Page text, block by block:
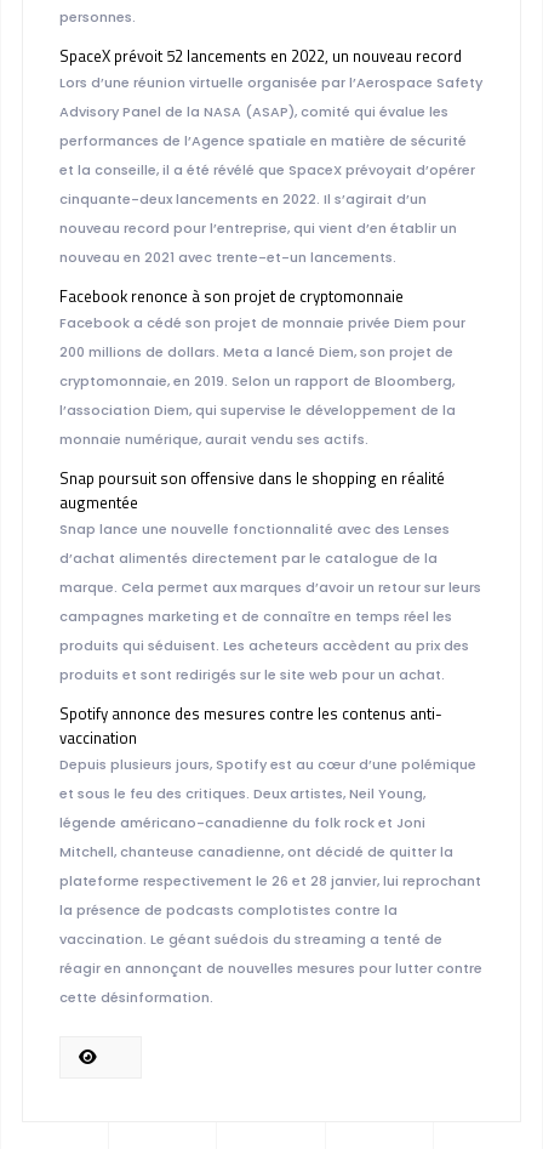
personnes.
SpaceX prévoit 52 lancements en 2022, un nouveau record
Lors d’une réunion virtuelle organisée par l’Aerospace Safety
Advisory Panel de la NASA (ASAP), comité qui évalue les
performances de l’Agence spatiale en matière de sécurité
et la conseille, il a été révélé que SpaceX prévoyait d’opérer
cinquante-deux lancements en 2022. Il s’agirait d’un
nouveau record pour l’entreprise, qui vient d’en établir un
nouveau en 2021 avec trente-et-un lancements.
Facebook renonce à son projet de cryptomonnaie
Facebook a cédé son projet de monnaie privée Diem pour
200 millions de dollars. Meta a lancé Diem, son projet de
cryptomonnaie, en 2019. Selon un rapport de Bloomberg,
l’association Diem, qui supervise le développement de la
monnaie numérique, aurait vendu ses actifs.
Snap poursuit son offensive dans le shopping en réalité
augmentée
Snap lance une nouvelle fonctionnalité avec des Lenses
d’achat alimentés directement par le catalogue de la
marque. Cela permet aux marques d’avoir un retour sur leurs
campagnes marketing et de connaître en temps réel les
produits qui séduisent. Les acheteurs accèdent au prix des
produits et sont redirigés sur le site web pour un achat.
Spotify annonce des mesures contre les contenus anti-
vaccination
Depuis plusieurs jours, Spotify est au cœur d’une polémique
et sous le feu des critiques. Deux artistes, Neil Young,
légende américano-canadienne du folk rock et Joni
Mitchell, chanteuse canadienne, ont décidé de quitter la
plateforme respectivement le 26 et 28 janvier, lui reprochant
la présence de podcasts complotistes contre la
vaccination. Le géant suédois du streaming a tenté de
réagir en annonçant de nouvelles mesures pour lutter contre
cette désinformation.